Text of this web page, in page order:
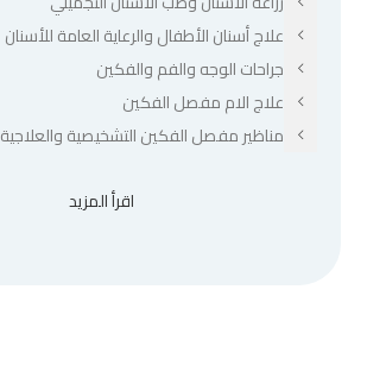
علاج أسنان الأطفال والرعاية العامة للأسنان
جراحات الوجه والفم والفكين
علاج الام مفصل الفكين
مناظير مفصل الفكين التشخيصية والعلاجية
اقرأ المزيد